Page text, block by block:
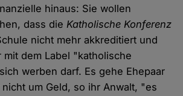
hinaus: Sie wollen
dass dieKatholische Konferenz
nicht mehr akkreditiert und
mit dem Label "katholische
werben darf. Es gehe Ehepaar
um Geld, so ihr Anwalt, "es